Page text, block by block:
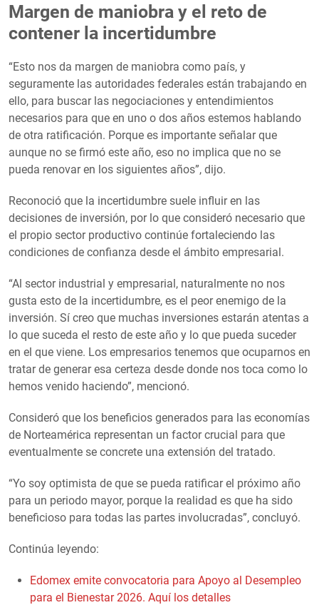
Margen de maniobra y el reto de
contener la incertidumbre
“Esto nos da margen de maniobra como país, y
seguramente las autoridades federales están trabajando en
ello, para buscar las negociaciones y entendimientos
necesarios para que en uno o dos años estemos hablando
de otra ratificación. Porque es importante señalar que
aunque no se firmó este año, eso no implica que no se
pueda renovar en los siguientes años”, dijo.
Reconoció que la incertidumbre suele influir en las
decisiones de inversión, por lo que consideró necesario que
el propio sector productivo continúe fortaleciendo las
condiciones de confianza desde el ámbito empresarial.
“Al sector industrial y empresarial, naturalmente no nos
gusta esto de la incertidumbre, es el peor enemigo de la
inversión. Sí creo que muchas inversiones estarán atentas a
lo que suceda el resto de este año y lo que pueda suceder
en el que viene. Los empresarios tenemos que ocuparnos en
tratar de generar esa certeza desde donde nos toca como lo
hemos venido haciendo”, mencionó.
Consideró que los beneficios generados para las economías
de Norteamérica representan un factor crucial para que
eventualmente se concrete una extensión del tratado.
“Yo soy optimista de que se pueda ratificar el próximo año
para un periodo mayor, porque la realidad es que ha sido
beneficioso para todas las partes involucradas”, concluyó.
Continúa leyendo:
Edomex emite convocatoria para Apoyo al Desempleo
para el Bienestar 2026. Aquí los detalles